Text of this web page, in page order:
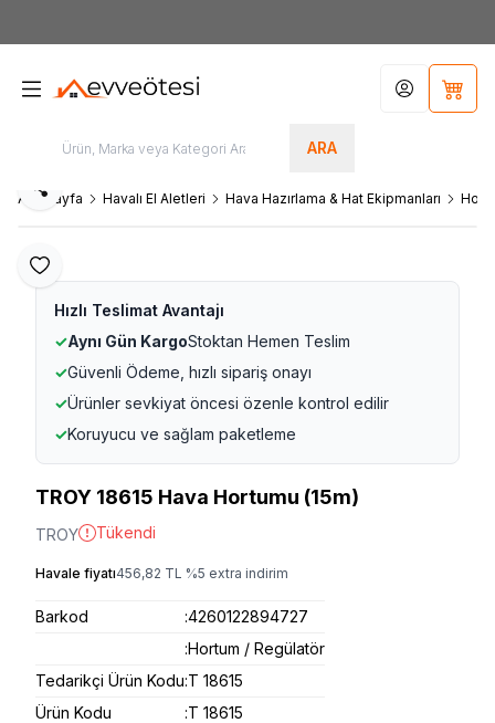
ARA
Hesabım
Ana Sayfa Havalı El Aletleri Hava Hazırlama & Hat Ekipmanları
Favoriye Ekle
Paylaş
Hızlı Teslimat Avantajı
✓Aynı Gün KargoStoktan Hemen Teslim
✓Güvenli Ödeme, hızlı sipariş onayı
✓Ürünler sevkiyat öncesi özenle kontrol edilir
✓Koruyucu ve sağlam paketleme
TROY 18615 Hava Hortumu (15m)
TROY Tükendi
Havale fiyatı456,82 TL %5 extra indirim
Barkod :4260122894727
:Hortum / Regülatör
Tedarikçi Ürün Kodu:T 18615
Ürün Kodu
:T 18615